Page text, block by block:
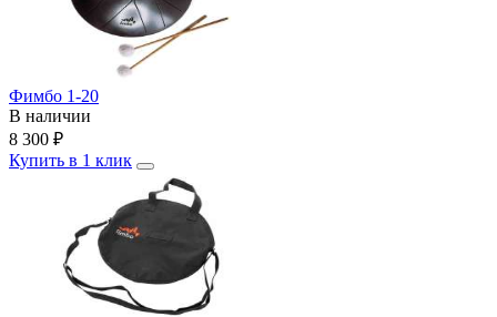
Фимбо 1-20
В наличии
8 300 ₽
Купить в 1 клик